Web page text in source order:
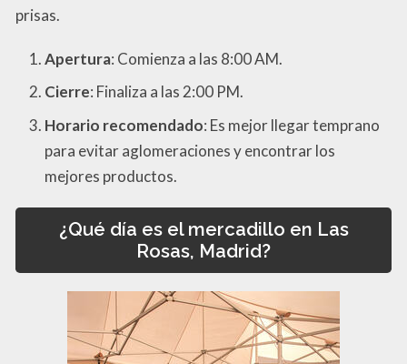
prisas.
Apertura: Comienza a las 8:00 AM.
Cierre: Finaliza a las 2:00 PM.
Horario recomendado: Es mejor llegar temprano
para evitar aglomeraciones y encontrar los
mejores productos.
¿Qué día es el mercadillo en Las
Rosas, Madrid?